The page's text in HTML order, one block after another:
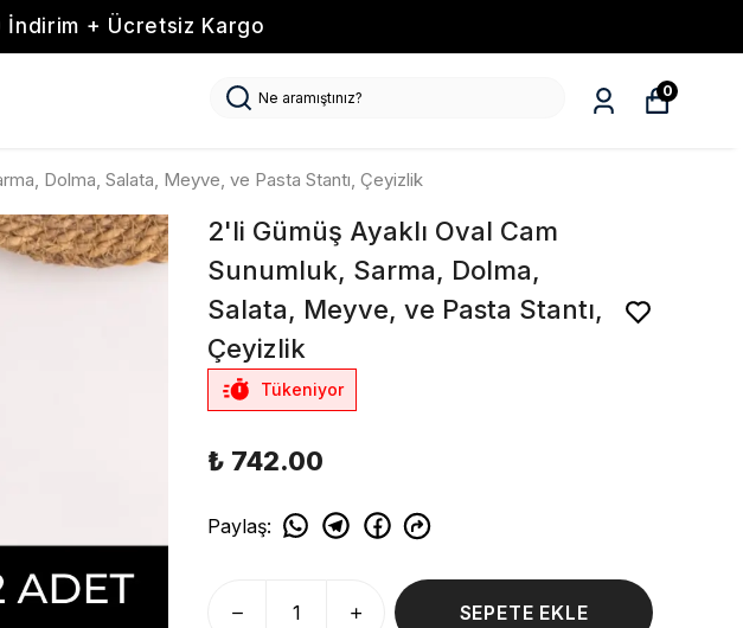
+ Ücretsiz Kargo
0
Dolma, Salata, Meyve, ve Pasta Stantı, Çeyizlik
2'li Gümüş Ayaklı Oval Cam
Sunumluk, Sarma, Dolma,
Salata, Meyve, ve Pasta Stantı,
Çeyizlik
Tükeniyor
₺ 742.00
Paylaş:
SEPETE EKLE